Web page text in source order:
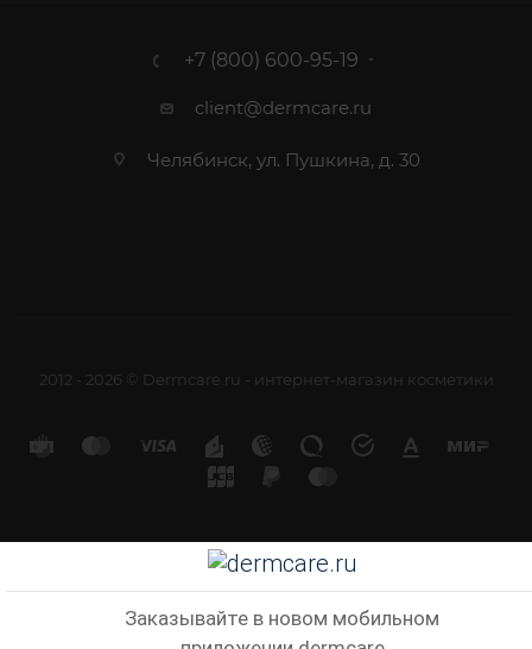
+7 (800) 600-95-19
client@dermcare.ru
Челябинск, ул. Пушкина, д. 30
2012 - 2026 © Dermcare.ru - интернет-магазин косметики
Заказывайте в новом мобильном